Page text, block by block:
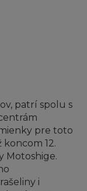
patrí spolu s
pre toto
12.
Motoshige.
i